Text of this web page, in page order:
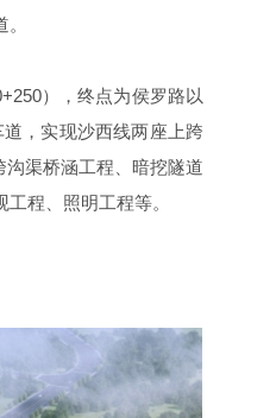
），终点为侯罗路以
道，实现沙西线两座上跨
渠桥涵工程、暗挖隧道
程、照明工程等。